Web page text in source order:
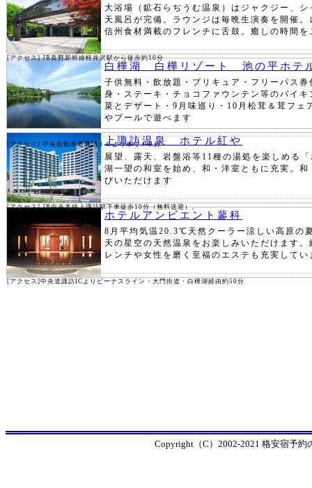
大浴場（鉱石らぢうむ温泉）はジャクジー、
天風呂が完備。ラウンジは毎晩生演奏を開催
信州食材満載のフレンチに舌鼓。癒しの時間
[アクセス] JR長野新幹線軽井沢駅から徒歩約10分
白樺湖 白樺リゾート 池の平ホテ
子供無料・飲放題・プリキュア・フリーパス
身・ステーキ・チョコファウンテン等のバイ
菜とデザート・9月味巡り・10月松茸＆茸フェ
やプールで遊べます
[アクセス] 中央自動車道諏訪ＩＣより車で４０分上諏訪温泉 ホテル紅や
展望、露天、岩盤浴等11種の湯処を楽しめる
湖一望の和室を始め、和・洋室ともに充実。
びいただけます
[アクセス] JR中央本線上諏訪駅下車徒歩10分（無料送迎）。
ホテルアンビエント蓼科
8月平均気温20.3℃天然クーラー涼しい高原の
天の星空の天然温泉をお楽しみいただけます
レンチや女性を磨く至福のエステも充実してい
[アクセス]中央道諏訪ICよりビーナスライン・大門街道・白樺湖経由約50分
Copyright（C）2002-2021 格安宿予約